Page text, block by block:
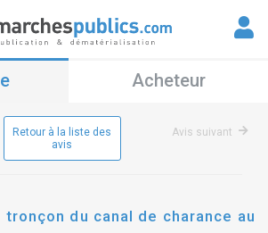
Acheteur
Retour à la liste des
avis
Avis suivant
tronçon du canal de charance au